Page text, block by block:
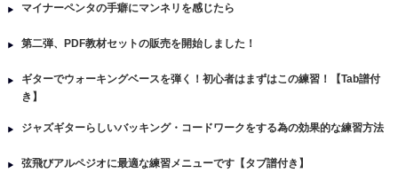
マイナーペンタの手癖にマンネリを感じたら
第二弾、PDF教材セットの販売を開始しました！
ギターでウォーキングベースを弾く！初心者はまずはこの練習！【Tab譜付
き】
ジャズギターらしいバッキング・コードワークをする為の効果的な練習方法
弦飛びアルペジオに最適な練習メニューです【タブ譜付き】